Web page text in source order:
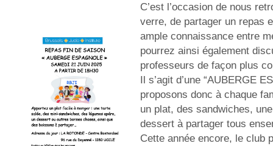
C’est l’occasion de nous
verre, de partager un repas
ample connaissance entre
pourrez ainsi également
professeurs de façon plus
Il s’agit d’une “AUBERGE
proposons donc à chaque
un plat, des sandwiches,
dessert à partager tous
Cette année encore, le club